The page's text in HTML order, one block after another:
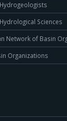
Sciences
Network of Basin
Organizations